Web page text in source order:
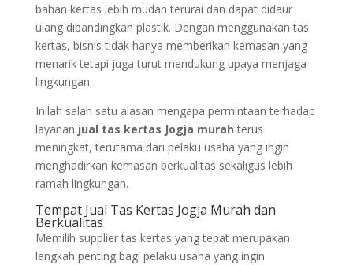
bahan kertas lebih mudah terurai dan dapat didaur
ulang dibandingkan plastik. Dengan menggunakan tas
kertas, bisnis tidak hanya memberikan kemasan yang
menarik tetapi juga turut mendukung upaya menjaga
lingkungan.
Inilah salah satu alasan mengapa permintaan terhadap
layanan jual tas kertas Jogja murah terus
meningkat, terutama dari pelaku usaha yang ingin
menghadirkan kemasan berkualitas sekaligus lebih
ramah lingkungan.
Tempat Jual Tas Kertas Jogja Murah dan
Berkualitas
Memilih supplier tas kertas yang tepat merupakan
langkah penting bagi pelaku usaha yang ingin